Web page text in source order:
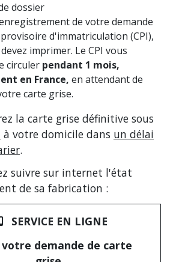
dossier
de votre demande
d'immatriculation (CPI),
imprimer. Le CPI vous
circuler pendant 1 mois,
en France, en attendant de
carte grise.
la carte grise définitive sous
à votre domicile dans un délai
.
suivre sur internet l'état
de sa fabrication :
SERVICE EN LIGNE
votre demande de carte